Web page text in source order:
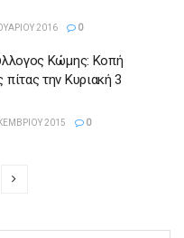
2016 0
Κώμης: Κοπή
την Κυριακή 3
2015 0